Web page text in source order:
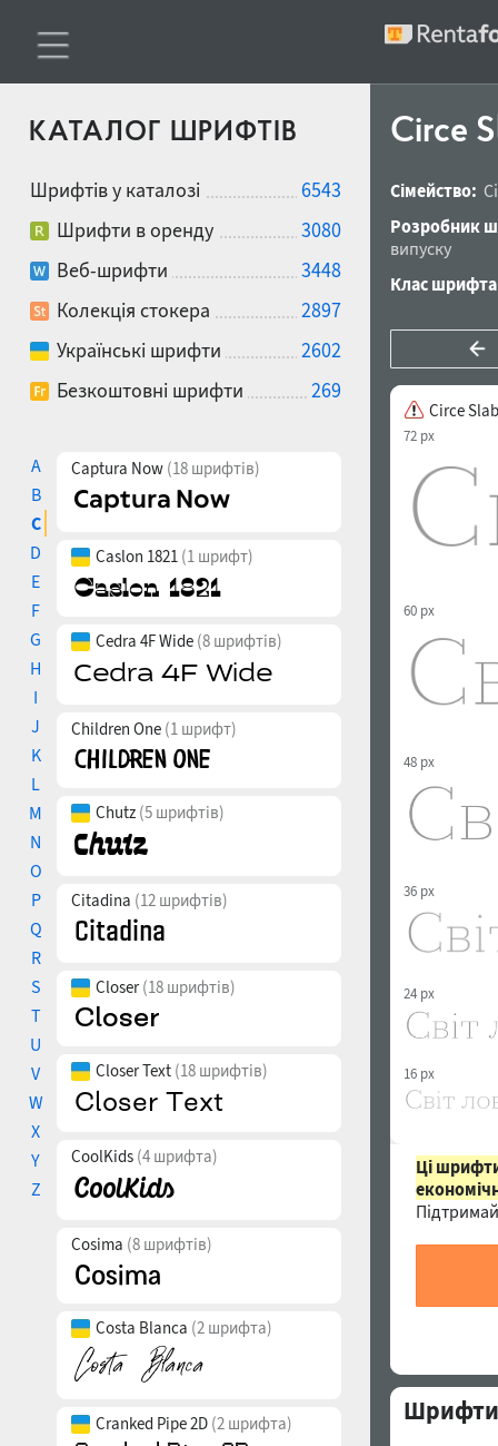
КАТАЛОГ ШРИФТІВ
Шрифтів у каталозі
6543
Шрифти в оренду
3080
Веб-шрифти
3448
Колекція стокера
2897
Українські шрифти
2602
Безкоштовні шрифти
269
A
B
C
D
E
F
G
H
I
J
K
L
M
N
O
P
Q
R
S
T
U
V
W
X
Y
Z
Captura Now (18 шрифтів)
Caslon 1821 (1 шрифт)
Cedra 4F Wide (8 шрифтів)
Children One (1 шрифт)
Chutz (5 шрифтів)
Citadina (12 шрифтів)
Closer(18 шрифтів)
Closer Text (18 шрифтів)
CoolKids (4 шрифта)
Cosima (8 шрифтів)
Costa Blanca (2 шрифта)
Cranked Pipe 2D (2 шрифта)
Circe
Сімейство:
Розробник
випуску
Клас
Circe
72 px
60 px
48 px
36 px
24 px
16 px
Ці
Шрифти